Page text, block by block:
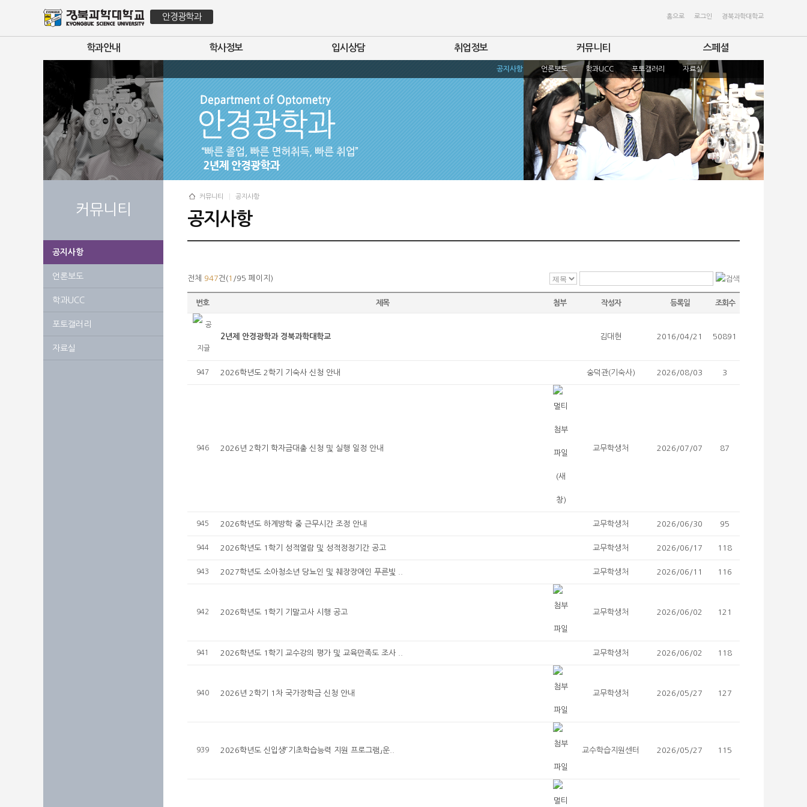
안경광학과 홈으로 로그인 경북과학대학교
학과안내 학사정보 입시상담 취업정보 커뮤니티
공지사항 언론보도 학과UCC 포토갤러리 자료실
스페셜
커뮤니티
공지사항
언론보도
학과UCC
포토갤러리
자료실
커뮤니티 공지사항
공지사항
전체 947건(1 /95 페이지)
번호 제목 첨부 작성자 등록일 조회수
2년제 안경광학과 경북과학대학교 김대현 2016/04/21 50891
947 2026학년도 2학기 기숙사 신청 안내 숭덕관(기숙사) 2026/08/03 3
946 2026년 2학기 학자금대출 신청 및 실행 일정 안내 교무학생처 2026/07/07 87
945 2026학년도 하계방학 중 근무시간 조정 안내 교무학생처 2026/06/30 95
944 2026학년도 1학기 성적열람 및 성적정정기간 공고 교무학생처 2026/06/17 118
943 2027학년도 소아청소년 당뇨인 및 췌장장애인 푸른빛 .. 교무학생처 2026/06/11 116
942 2026학년도 1학기 기말고사 시행 공고 교무학생처 2026/06/02 121
941 2026학년도 1학기 교수강의 평가 및 교육만족도 조사 .. 교무학생처 2026/06/02 118
940 2026년 2학기 1차 국가장학금 신청 안내 교무학생처 2026/05/27 127
939 2026학년도 신입생「기초학습능력 지원 프로그램」운.. 교수학습지원센터 2026/05/27 115